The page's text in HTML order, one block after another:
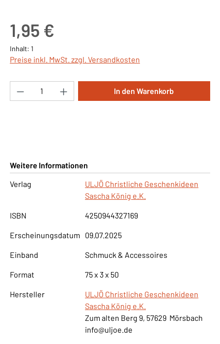
1,95 €
Inhalt: 1
Preise inkl. MwSt. zzgl. Versandkosten
Produkt Anzahl: Gib den gewünschten
In den Warenkorb
Weitere Informationen
Verlag
ULJÖ Christliche Geschenkideen
Sascha König e.K.
ISBN 4250944327169
Erscheinungsdatum 09.07.2025
Einband Schmuck & Accessoires
Format 75 x 3 x 50
Hersteller
ULJÖ Christliche Geschenkideen
Sascha König e.K.
Zum alten Berg 9, 57629 Mörsbach
info@uljoe.de